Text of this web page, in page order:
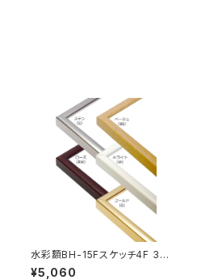
水彩額BH-15Fスケッチ4F 352
×443ミリ
¥5,060